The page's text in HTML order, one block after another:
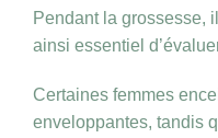
Pendant la grossesse,
ainsi essentiel
Certaines femmes
enveloppantes, tandis